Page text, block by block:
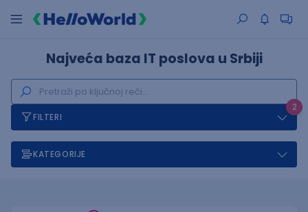
Najveća baza IT poslova u Srbiji
2
FILTERI
KATEGORIJE